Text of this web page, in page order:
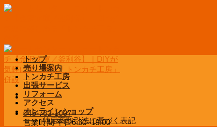
Skip
045-782-1007
営業時間 平日6:30~19:00
トップ
売り場案内
トンカチ工房
出張サービス
リフォーム
アクセス
オンラインショップ
特定商取引法に基づく表記